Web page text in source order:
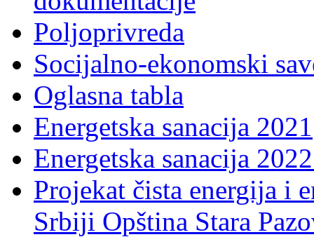
Poljoprivreda
Socijalno-ekonomski
Oglasna tabla
Energetska sanacija 2021
Energetska sanacija
Projekat čista energija i
Srbiji Opština Stara